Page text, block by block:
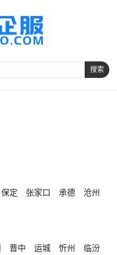
搜索
保定 张家口 承德
沧州
晋中 运城 忻州
临汾